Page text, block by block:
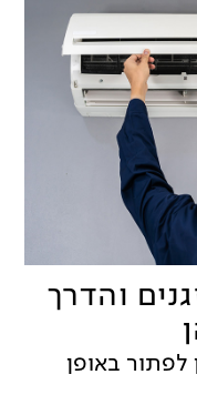
והדרך
לפתור באופן